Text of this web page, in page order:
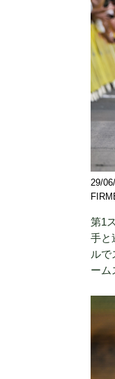
29/
第1
手と
ルで
ーム